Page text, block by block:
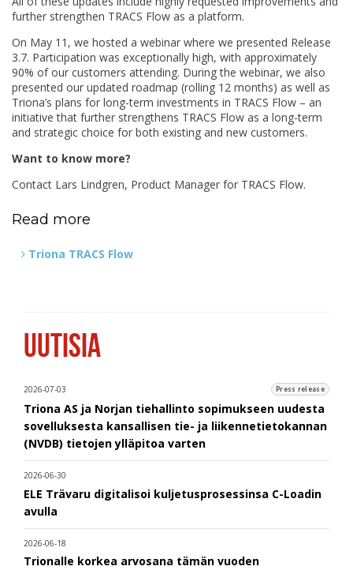
further strengthen TRACS Flow as a platform.
On May 11, we hosted a webinar where we presented Release
3.7. Participation was exceptionally high, with approximately
90% of our customers attending. During the webinar, we also
presented our updated roadmap (rolling 12 months) as well as
Triona’s plans for long-term investments in TRACS Flow – an
initiative that further strengthens TRACS Flow as a long-term
and strategic choice for both existing and new customers.
Want to know more?
Contact Lars Lindgren, Product Manager for TRACS Flow.
Read more
Triona TRACS Flow
UUTISIA
2026-07-03 Press release
Triona AS ja Norjan tiehallinto sopimukseen uudesta
sovelluksesta kansallisen tie- ja liikennetietokannan
(NVDB) tietojen ylläpitoa varten
2026-06-30
ELE Trävaru digitalisoi kuljetusprosessinsa C-Loadin
avulla
2026-06-18
Trionalle korkea arvosana tämän vuoden